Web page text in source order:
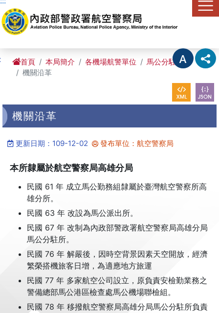
進入內容區塊
首頁 本局簡介 各機場航警單位
馬公分駐所
機關沿革
機關沿革
更新日期：109-12-02 發布單位：航空警察局
本所隸屬於航空警察局高雄分局
民國 61 年 成立馬公勤務組隸屬於臺灣航空警察所高
雄分所。
民國 63 年 改設為馬公派出所。
民國 67 年 改制為內政部警政署航空警察局高雄分局
馬公分駐所。
民國 76 年 解嚴後，因時空背景因素天空開放，經濟
繁榮搭機旅客日增，為適應地方旅運
民國 77 年 多家航空公司設立，原負責安檢勤業務之
警備總部馬公港區檢查處馬公機場聯檢組。
民國 78 年 移撥航空警察局高雄分局馬公分駐所負責